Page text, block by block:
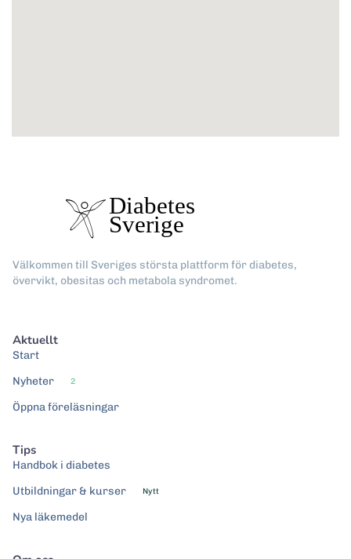
Välkommen till Sveriges största plattform för diabetes,
övervikt, obesitas och metabola syndromet.
Aktuellt
Start
Nyheter
2
Öppna föreläsningar
Tips
Handbok i diabetes
Utbildningar & kurser
Nytt
Nya läkemedel